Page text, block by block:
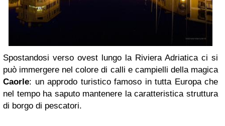
Spostandosi verso ovest lungo la Riviera Adriatica ci si
può immergere nel colore di calli e campielli della magica
Caorle: un approdo turistico famoso in tutta Europa che
nel tempo ha saputo mantenere la caratteristica struttura
di borgo di pescatori.